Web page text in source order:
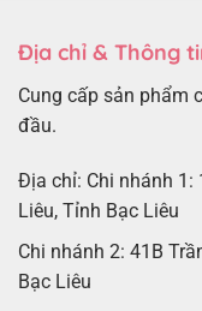
Địa chỉ & Thông
Cung cấp sản phẩm
đầu.
Địa chỉ: Chi nhánh 1:
Liêu, Tỉnh Bạc Liêu
Chi nhánh 2: 41B
Bạc Liêu